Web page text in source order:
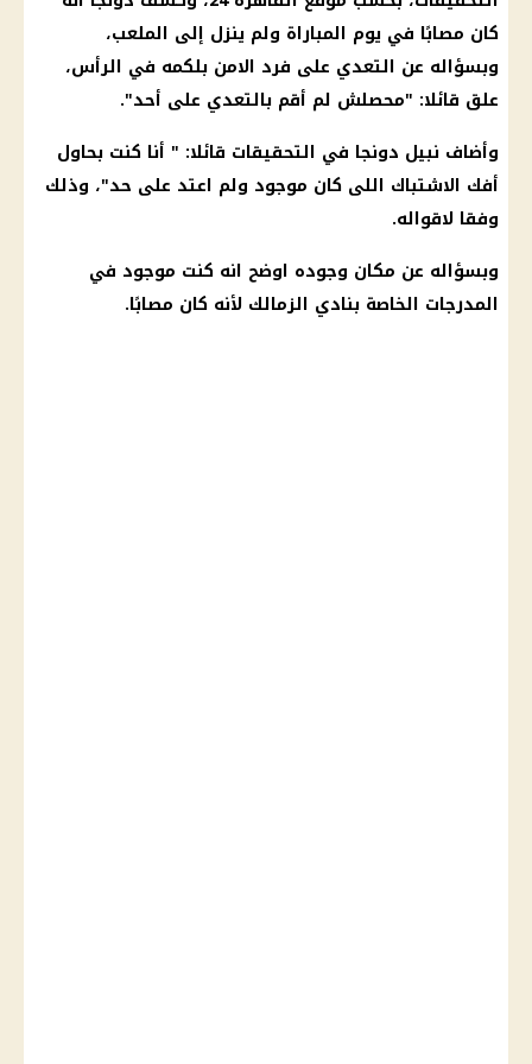
كان مصابًا في يوم المباراة ولم ينزل إلى الملعب،
وبسؤاله عن التعدي على فرد الامن بلكمه في الرأس،
علق قائلا: "محصلش لم أقم بالتعدي على أحد".
وأضاف نبيل دونجا في التحقيقات قائلا: " أنا كنت بحاول
أفك الاشتباك اللى كان موجود ولم اعتد على حد"، وذلك
وفقا لاقواله.
وبسؤاله عن مكان وجوده اوضح انه كنت موجود في
المدرجات الخاصة بنادي الزمالك لأنه كان مصابًا.